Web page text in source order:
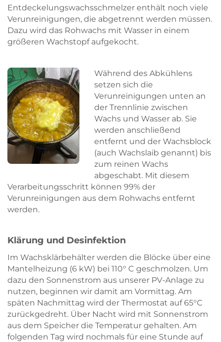
Entdeckelungswachsschmelzer enthält noch viele
Verunreinigungen, die abgetrennt werden müssen.
Dazu wird das Rohwachs mit Wasser in einem
größeren Wachstopf aufgekocht.
Während des Abkühlens
setzen sich die
Verunreinigungen unten an
der Trennlinie zwischen
Wachs und Wasser ab. Sie
werden anschließend
entfernt und der Wachsblock
(auch Wachslaib genannt) bis
zum reinen Wachs
abgeschabt. Mit diesem
Verarbeitungsschritt können 99% der
Verunreinigungen aus dem Rohwachs entfernt
werden.
Klärung und Desinfektion
Im Wachsklärbehälter werden die Blöcke über eine
Mantelheizung (6 kW) bei 110° C geschmolzen. Um
dazu den Sonnenstrom aus unserer PV-Anlage zu
nutzen, beginnen wir damit am Vormittag. Am
späten Nachmittag wird der Thermostat auf 65°C
zurückgedreht. Über Nacht wird mit Sonnenstrom
aus dem Speicher die Temperatur gehalten. Am
folgenden Tag wird nochmals für eine Stunde auf